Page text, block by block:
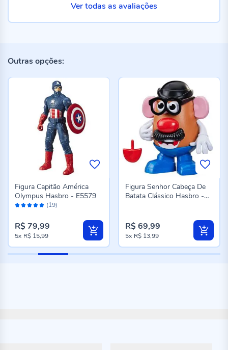
Ver todas as avaliações
Outras opções:
Avaliação: (19)
Figura Capitão América
Olympus Hasbro - E5579
R$ 79,99
5x R$ 15,99
Figura Senhor Cabeça De
Batata Clássico Hasbro -
R$ 69,99
5x R$ 13,99